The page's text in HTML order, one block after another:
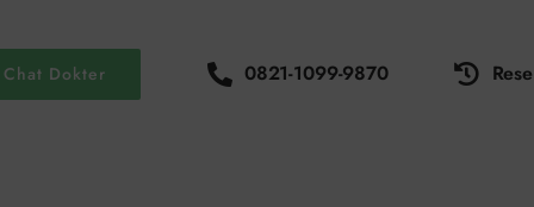
Chat Dokter 0821-1099-9870